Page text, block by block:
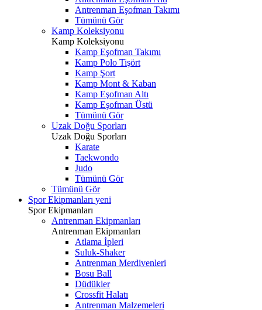
Antrenman Eşofman Takımı
Tümünü Gör
Kamp Koleksiyonu
Kamp Koleksiyonu
Kamp Eşofman Takımı
Kamp Polo Tişört
Kamp Şort
Kamp Mont & Kaban
Kamp Eşofman Altı
Kamp Eşofman Üstü
Tümünü Gör
Uzak Doğu Sporları
Uzak Doğu Sporları
Karate
Taekwondo
Judo
Tümünü Gör
Tümünü Gör
Spor Ekipmanları yeni
Spor Ekipmanları
Antrenman Ekipmanları
Antrenman Ekipmanları
Atlama İpleri
Suluk-Shaker
Antrenman Merdivenleri
Bosu Ball
Düdükler
Crossfit Halatı
Antrenman Malzemeleri